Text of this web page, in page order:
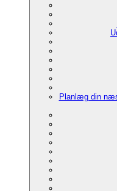
Planlæg din